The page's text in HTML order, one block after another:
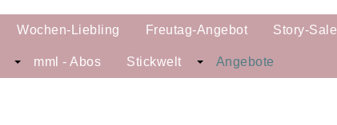
Wochen-Liebling Freutag-Angebot Story-Sale
mml - Abos Stickwelt Angebote